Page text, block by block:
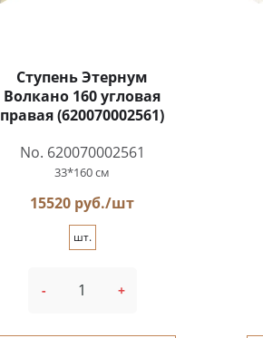
Ступень Этернум
Волкано 160 угловая
правая (620070002561)
No. 620070002561
33*160 см
15520 руб./шт
шт.
- +